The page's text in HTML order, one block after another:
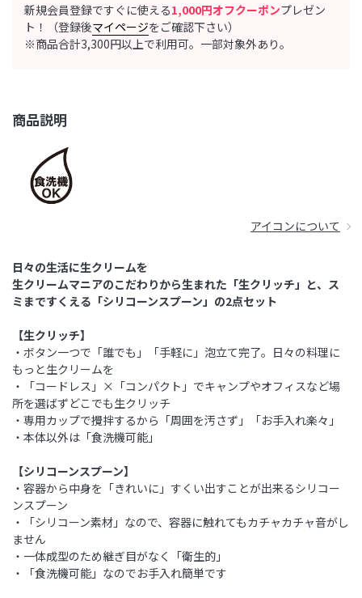
新規会員登録ですぐに使える1,000円オフクーポンプレゼン
ト！（登録後マイページをご確認下さい）
※商品合計3,300円以上で利用可。一部対象外あり。
商品説明
アイコンについて
日々の生活に生クリームを
生クリームマニアのこだわりから生まれた「生クリッチ」と、ス
ミまですくえる「シリコーンスプーン」の2点セット
【生クリッチ】
・ボタン一つで「誰でも」「手軽に」泡立て完了。日々の料理に
もっと生クリームを
・「コードレス」×「コンパクト」でキャンプやオフィスなど場
所を選ばずどこでも生クリッチ
・専用カップで攪拌するから「周囲を汚さず」「お手入れ楽々」
・本体以外は「食洗機可能」
【シリコーンスプーン】
・容器から中身を「きれいに」すくい出すことが出来るシリコー
ンスプーン
・「シリコーン素材」なので、容器に触れてもカチャカチャ音がし
ません
・一体成型のため継ぎ目がなく「衛生的」
・「食洗機可能」なのでお手入れ簡単です